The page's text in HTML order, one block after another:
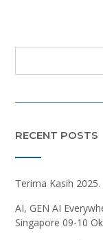
RECENT POSTS
Terima Kasih 2025.
AI, GEN AI
Singapore 09-10